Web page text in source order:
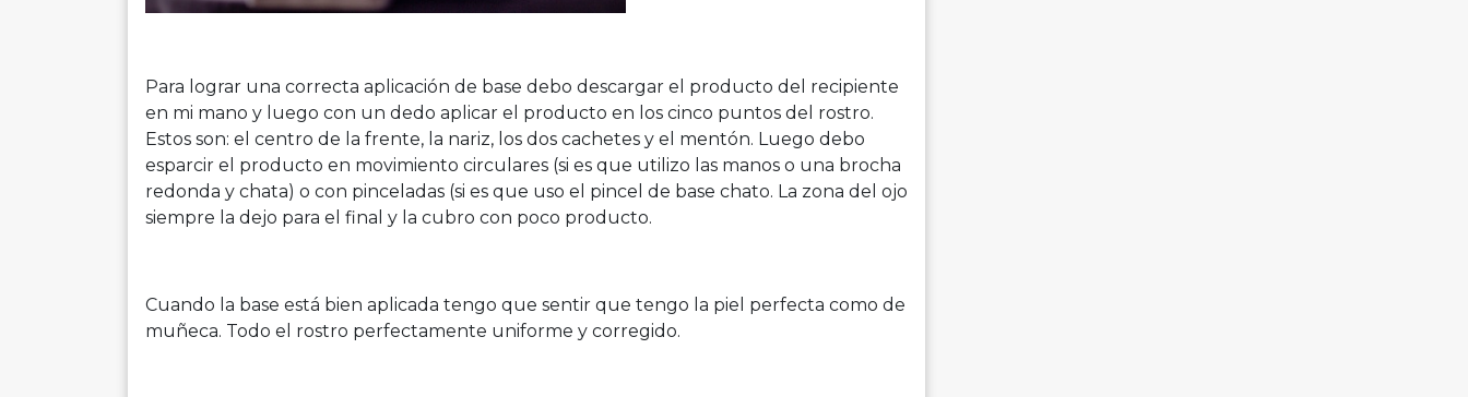
Para lograr una correcta aplicación de base debo descargar el producto del recipiente
en mi mano y luego con un dedo aplicar el producto en los cinco puntos del rostro.
Estos son: el centro de la frente, la nariz, los dos cachetes y el mentón. Luego debo
esparcir el producto en movimiento circulares (si es que utilizo las manos o una brocha
redonda y chata) o con pinceladas (si es que uso el pincel de base chato. La zona del ojo
siempre la dejo para el final y la cubro con poco producto.
Cuando la base está bien aplicada tengo que sentir que tengo la piel perfecta como de
muñeca. Todo el rostro perfectamente uniforme y corregido.